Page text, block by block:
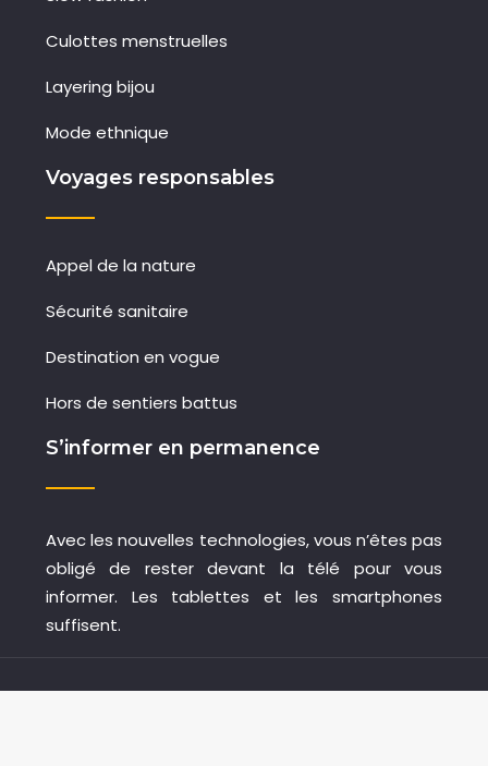
Culottes menstruelles
Layering bijou
Mode ethnique
Voyages responsables
Appel de la nature
Sécurité sanitaire
Destination en vogue
Hors de sentiers battus
S’informer en permanence
Avec les nouvelles technologies, vous n’êtes pas
obligé de rester devant la télé pour vous
informer. Les tablettes et les smartphones
suffisent.